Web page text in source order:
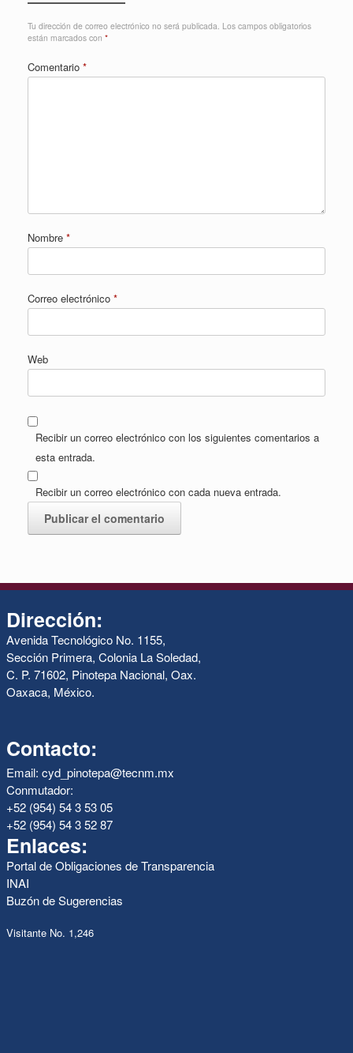
Tu dirección de correo electrónico no será publicada. Los campos obligatorios
están marcados con *
Comentario *
Nombre *
Correo electrónico *
Web
Recibir un correo electrónico con los siguientes comentarios a
esta entrada.
Recibir un correo electrónico con cada nueva entrada.
Dirección:
Avenida Tecnológico No. 1155,
Sección Primera, Colonia La Soledad,
C. P. 71602, Pinotepa Nacional, Oax.
Oaxaca, México.
Contacto:
Email: cyd_pinotepa@tecnm.mx
Conmutador:
+52 (954) 54 3 53 05
+52 (954) 54 3 52 87
Enlaces:
Portal de Obligaciones de Transparencia
INAI
Buzón de Sugerencias
Visitante No. 1,246